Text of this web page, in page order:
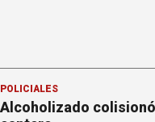
POLICIALES
Alcoholizado